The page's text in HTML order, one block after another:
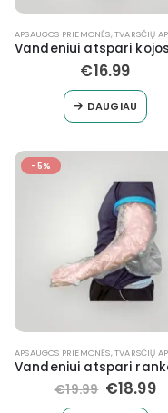
APSAUGOS PRIEMONĖS,TVARSČIŲ
€16.99
DAUGIAU
-5%
APSAUGOS PRIEMONĖS,TVARSČIŲ
€19.99 €18.99